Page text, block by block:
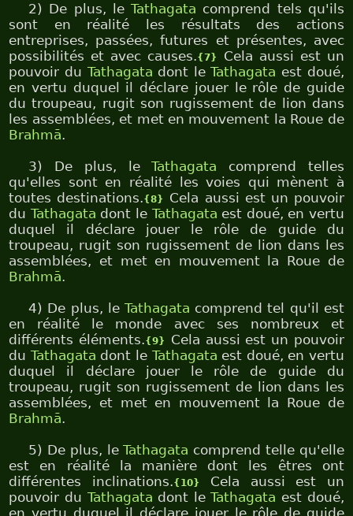
2) De plus, leTathagata comprend tels qu'ils
sont en réalité les résultats des actions
entreprises, passées, futures et présentes, avec
possibilités et avec causes.{7}
Cela aussi est un
pouvoir du Tathagata dont leTathagata est doué,
en vertu duquel il déclare jouer le rôle de guide
du troupeau, rugit son rugissement de lion dans
les assemblées, et met en mouvement la Roue de
Brahmā.
3) De plus, leTathagata comprend telles
qu'elles sont en réalité les voies qui mènent à
toutes destinations.{8}
Cela aussi est un pouvoir
du Tathagata dont le Tathagata est doué, en vertu
duquel il déclare jouer le rôle de guide du
troupeau, rugit son rugissement de lion dans les
assemblées, et met en mouvement la Roue de
Brahmā.
4) De plus, le Tathagata comprend tel qu'il est
en réalité le monde avec ses nombreux et
différents éléments.{9}
Cela aussi est un pouvoir
du Tathagata dont le Tathagata est doué, en vertu
duquel il déclare jouer le rôle de guide du
troupeau, rugit son rugissement de lion dans les
assemblées, et met en mouvement la Roue de
Brahmā.
5) De plus, leTathagata comprend telle qu'elle
est en réalité la manière dont les êtres ont
différentes inclinations.{10}
Cela aussi est un
pouvoir du Tathagata dont leTathagata est doué,
en vertu duquel il déclare jouer le rôle de guide